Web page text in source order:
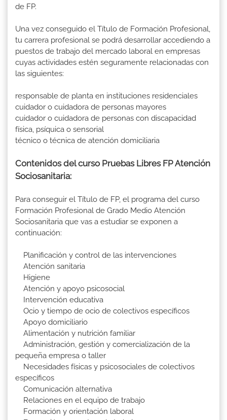
de FP.
Una vez conseguido el Título de Formación Profesional,
tu carrera profesional se podrá desarrollar accediendo a
puestos de trabajo del mercado laboral en empresas
cuyas actividades estén seguramente relacionadas con
las siguientes:
responsable de planta en instituciones residenciales
cuidador o cuidadora de personas mayores
cuidador o cuidadora de personas con discapacidad
física, psíquica o sensorial
técnico o técnica de atención domiciliaria
Contenidos del curso Pruebas Libres FP Atención
Sociosanitaria:
Para conseguir el Título de FP, el programa del curso
Formación Profesional de Grado Medio Atención
Sociosanitaria que vas a estudiar se exponen a
continuación:
Planificación y control de las intervenciones
Atención sanitaria
Higiene
Atención y apoyo psicosocial
Intervención educativa
Ocio y tiempo de ocio de colectivos específicos
Apoyo domiciliario
Alimentación y nutrición familiar
Administración, gestión y comercialización de la
pequeña empresa o taller
Necesidades físicas y psicosociales de colectivos
específicos
Comunicación alternativa
Relaciones en el equipo de trabajo
Formación y orientación laboral